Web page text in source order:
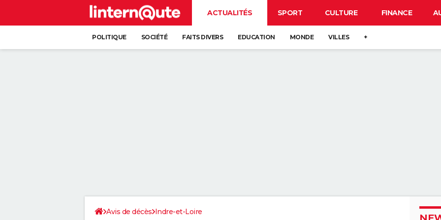
ACTUALITÉS SPORT CULTURE FINANCE
POLITIQUE SOCIÉTÉ FAITS DIVERS EDUCATION MONDE VILLES +
Avis de décès Indre-et-Loire